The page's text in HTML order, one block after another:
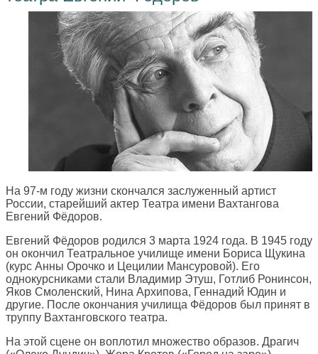
На 97-м году жизни скончался заслуженный артист
России, старейший актер Театра имени Вахтангова
Евгений Фёдоров.
Евгений Фёдоров родился 3 марта 1924 года. В 1945 году
он окончил Театральное училище имени Бориса Щукина
(курс Анны Орочко и Цецилии Мансуровой). Его
однокурсниками cтали Владимир Этуш, Готлиб Ронинсон,
Яков Смоленский, Нина Архипова, Геннадий Юдин и
другие. После окончания училища Фёдоров был принят в
труппу Вахтанговского театра.
На этой сцене он воплотил множество образов. Драгич